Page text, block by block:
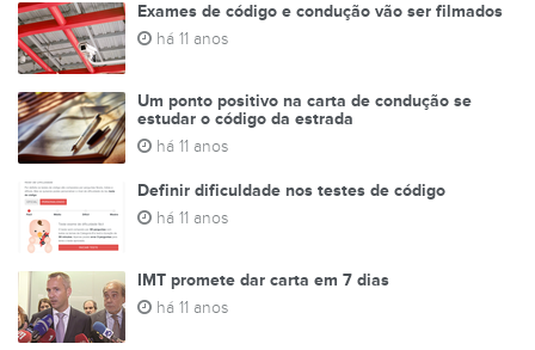
Exames de código e condução vão ser filmados
há 11 anos
Um ponto positivo na carta de condução se
estudar o código da estrada
há 11 anos
Definir dificuldade nos testes de código
há 11 anos
IMT promete dar carta em 7 dias
há 11 anos